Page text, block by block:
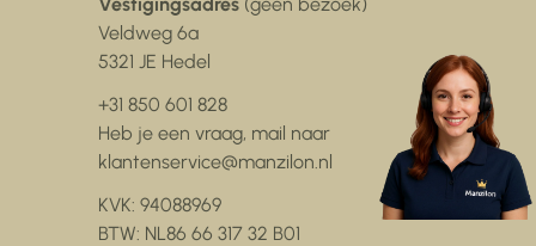
Veldweg 6a
5321 JE Hedel
+31 850 601 828
Heb je een vraag, mail naar
klantenservice@manzilon.nl
KVK: 94088969
BTW: NL86 66 317 32 B01